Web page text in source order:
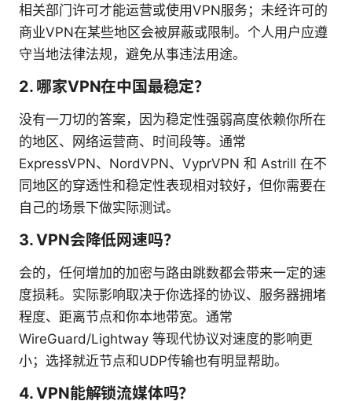
相关部门许可才能运营或使用VPN服务；未经许可的
商业VPN在某些地区会被屏蔽或限制。个人用户应遵
守当地法律法规，避免从事违法用途。
2. 哪家VPN在中国最稳定？
没有一刀切的答案，因为稳定性强弱高度依赖你所在
的地区、网络运营商、时间段等。通常
ExpressVPN、NordVPN、VyprVPN 和 Astrill 在不
同地区的穿透性和稳定性表现相对较好，但你需要在
自己的场景下做实际测试。
3. VPN会降低网速吗？
会的，任何增加的加密与路由跳数都会带来一定的速
度损耗。实际影响取决于你选择的协议、服务器拥堵
程度、距离节点和你本地带宽。通常
WireGuard/Lightway 等现代协议对速度的影响更
小；选择就近节点和UDP传输也有明显帮助。
4. VPN能解锁流媒体吗？